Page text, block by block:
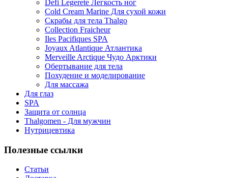
Defi Legerete Легкость ног
Cold Cream Marine Для сухой кожи
Скрабы для тела Thalgo
Collection Fraicheur
Iles Pacifiques SPA
Joyaux Atlantique Атлантика
Merveille Arctique Чудо Арктики
Обертывание для тела
Похудение и моделирование
Для массажа
Для глаз
SPA
Защита от солнца
Thalgomen - Для мужчин
Нутрицевтика
Полезные ссылки
Статьи